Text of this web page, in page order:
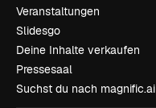
Veranstaltungen
Slidesgo
Deine Inhalte verkaufen
Pressesaal
Suchst du nach magnific.ai